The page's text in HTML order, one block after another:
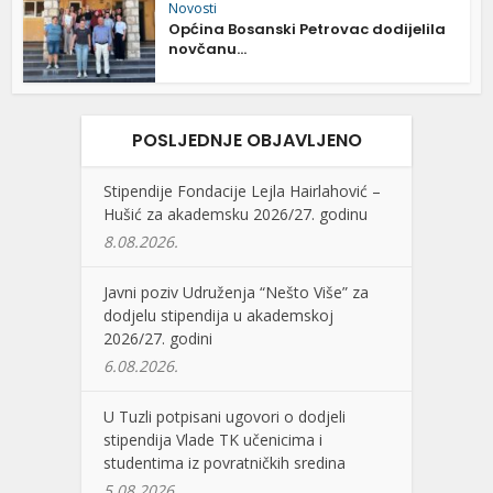
Novosti
Općina Bosanski Petrovac dodijelila
novčanu...
POSLJEDNJE OBJAVLJENO
Stipendije Fondacije Lejla Hairlahović –
Hušić za akademsku 2026/27. godinu
8.08.2026.
Javni poziv Udruženja “Nešto Više” za
dodjelu stipendija u akademskoj
2026/27. godini
6.08.2026.
U Tuzli potpisani ugovori o dodjeli
stipendija Vlade TK učenicima i
studentima iz povratničkih sredina